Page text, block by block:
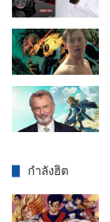
กำลังฮิต